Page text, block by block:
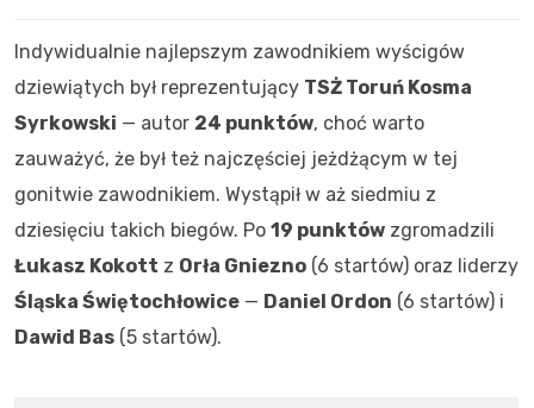
Indywidualnie najlepszym zawodnikiem wyścigów
dziewiątych był reprezentujący TSŻ Toruń Kosma
Syrkowski — autor 24 punktów, choć warto
zauważyć, że był też najczęściej jeżdżącym w tej
gonitwie zawodnikiem. Wystąpił w aż siedmiu z
dziesięciu takich biegów. Po 19 punktów zgromadzili
Łukasz Kokott z Orła Gniezno (6 startów) oraz liderzy
Śląska Świętochłowice — Daniel Ordon (6 startów) i
Dawid Bas (5 startów).